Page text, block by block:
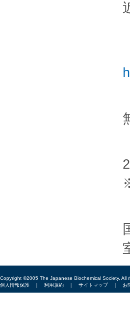
Copyright ©2005 The Japanese Biochemical Society, All
個人情報保護 ｜ 利用規約 ｜ サイトマップ｜ お